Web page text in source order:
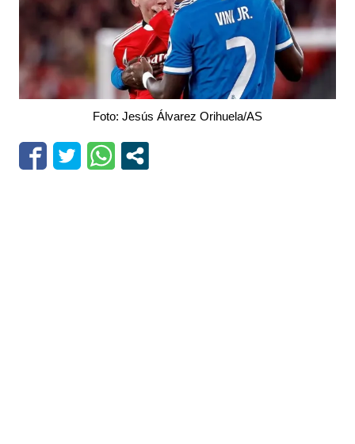
Foto: Jesús Álvarez Orihuela/AS